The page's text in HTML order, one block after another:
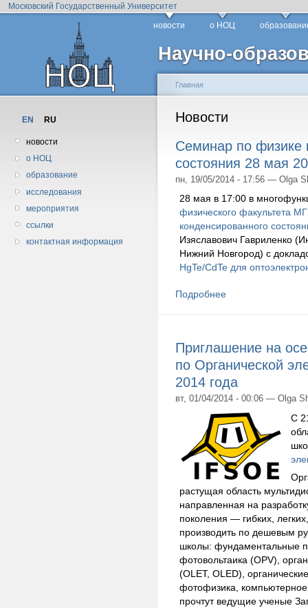
Московский Государственный Университет
Научно-
новости о НОЦ
EN RU
новости
о НОЦ
образование
исследования
мероприятия
ссылки
контактная информация
Главная
Новости
Семинар по физике
состояния 28 мая
пн, 19/05/2014 - 17:56 — Olga
28 мая в 17:00 в
физического факультета
конденсированного
Изяславович Гавриленко
Нижний Новгород) с
HgTe/CdTe для
Подробнее
Приглашение на
по Органической
2014 года
вт, 01/04/2014 - 00:06 — Olga
С
растущая область
направленная на
поколения — гибких,
производить по дешевым
школы: фундаментальные
фотовольтаика (OPV),
(OLET, OLED),
фотофизика,
прочтут ведущие ученые